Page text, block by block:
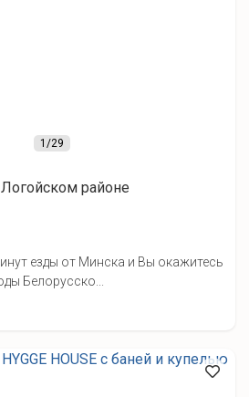
1/29
районе
езды от Минска и Вы окажитесь
Белорусско...